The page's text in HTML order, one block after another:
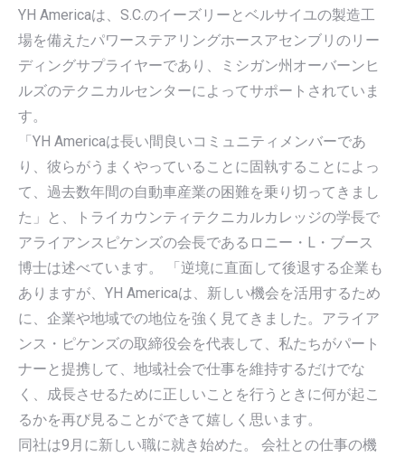
YH Americaは、S.C.のイーズリーとベルサイユの製造工
場を備えたパワーステアリングホースアセンブリのリー
ディングサプライヤーであり、ミシガン州オーバーンヒ
ルズのテクニカルセンターによってサポートされていま
す。
「YH Americaは長い間良いコミュニティメンバーであ
り、彼らがうまくやっていることに固執することによっ
て、過去数年間の自動車産業の困難を乗り切ってきまし
た」と、トライカウンティテクニカルカレッジの学長で
アライアンスピケンズの会長であるロニー・L・ブース
博士は述べています。 「逆境に直面して後退する企業も
ありますが、YH Americaは、新しい機会を活用するため
に、企業や地域での地位を強く見てきました。アライア
ンス・ピケンズの取締役会を代表して、私たちがパート
ナーと提携して、地域社会で仕事を維持するだけでな
く、成長させるために正しいことを行うときに何が起こ
るかを再び見ることができて嬉しく思います。
同社は9月に新しい職に就き始めた。 会社との仕事の機